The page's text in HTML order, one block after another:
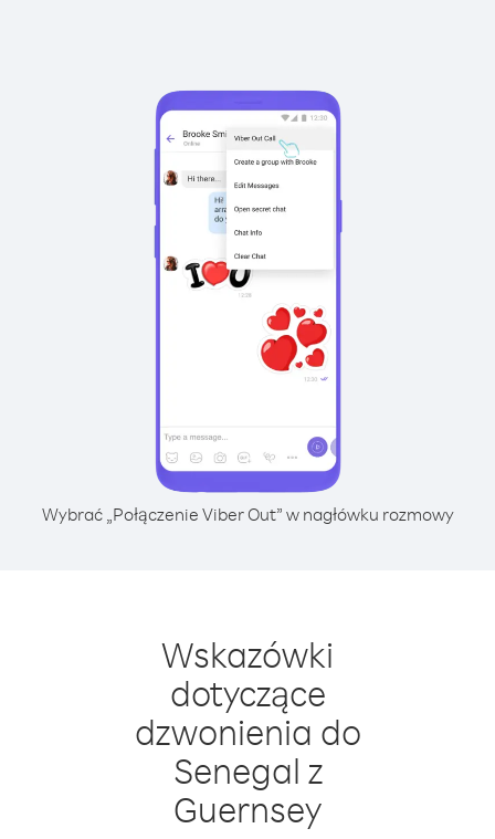
Wybrać „Połączenie Viber Out” w nagłówku rozmowy
Wskazówki
dotyczące
dzwonienia do
Senegal z
Guernsey